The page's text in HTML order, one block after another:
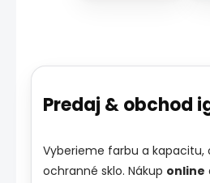
Predaj & obchod
Vyberieme farbu a
ochranné sklo. Nákup online